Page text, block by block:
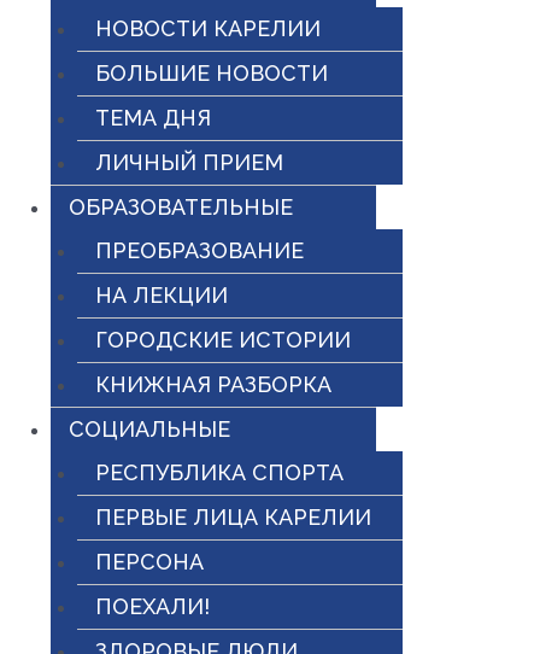
НОВОСТИ КАРЕЛИИ
БОЛЬШИЕ НОВОСТИ
ТЕМА ДНЯ
ЛИЧНЫЙ ПРИЕМ
ОБРАЗОВАТЕЛЬНЫЕ
ПРЕОБРАЗОВАНИЕ
НА ЛЕКЦИИ
ГОРОДСКИЕ ИСТОРИИ
КНИЖНАЯ РАЗБОРКА
СОЦИАЛЬНЫЕ
РЕСПУБЛИКА СПОРТА
ПЕРВЫЕ ЛИЦА КАРЕЛИИ
ПЕРСОНА
ПОЕХАЛИ!